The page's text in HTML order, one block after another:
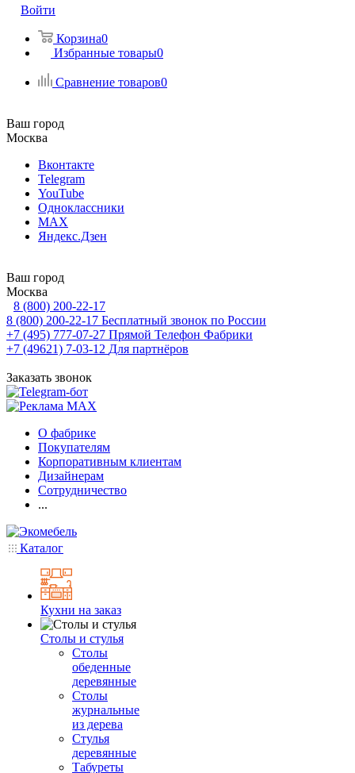
Войти
Корзина0
Избранные товары0
Сравнение товаров0
Ваш город
Москва
Вконтакте
Telegram
YouTube
Одноклассники
MAX
Яндекс.Дзен
Ваш город
Москва
8 (800) 200-22-17
8 (800) 200-22-17 Бесплатный звонок по России
+7 (495) 777-07-27 Прямой Телефон Фабрики
+7 (49621) 7-03-12 Для партнёров
Заказать звонок
О фабрике
Покупателям
Корпоративным клиентам
Дизайнерам
Сотрудничество
...
Каталог
Кухни на заказ
Столы и стулья
Столы
обеденные
деревянные
Столы
журнальные
из дерева
Стулья
деревянные
Табуреты